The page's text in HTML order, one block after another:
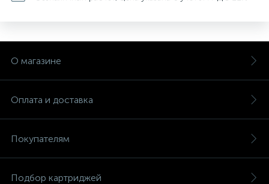
О магазине
Оплата и доставка
Покупателям
Подбор картриджей